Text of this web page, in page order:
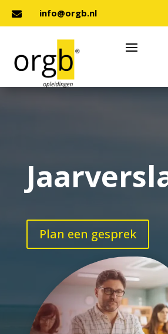
 info@orgb.nl
Plan een gesprek